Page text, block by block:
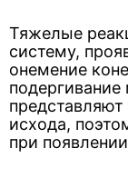
Тяжелые
систему,
онемение
исхода,
при